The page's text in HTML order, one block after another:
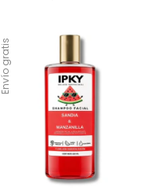
Envío gratis